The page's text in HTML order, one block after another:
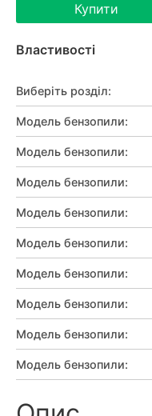
Купити
Властивості
Виберіть розділ:
Модель бензопили:
Модель бензопили:
Модель бензопили:
Модель бензопили:
Модель бензопили:
Модель бензопили:
Модель бензопили:
Модель бензопили:
Модель бензопили: